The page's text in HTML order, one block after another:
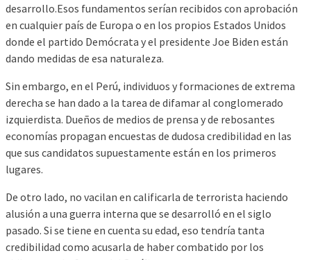
desarrollo.Esos fundamentos serían recibidos con aprobación
en cualquier país de Europa o en los propios Estados Unidos
donde el partido Demócrata y el presidente Joe Biden están
dando medidas de esa naturaleza.
Sin embargo, en el Perú, individuos y formaciones de extrema
derecha se han dado a la tarea de difamar al conglomerado
izquierdista. Dueños de medios de prensa y de rebosantes
economías propagan encuestas de dudosa credibilidad en las
que sus candidatos supuestamente están en los primeros
lugares.
De otro lado, no vacilan en calificarla de terrorista haciendo
alusión a una guerra interna que se desarrolló en el siglo
pasado. Si se tiene en cuenta su edad, eso tendría tanta
credibilidad como acusarla de haber combatido por los